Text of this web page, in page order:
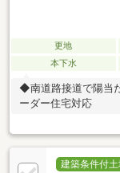
更地
本下水
◆南道路接道で陽当
ーダー住宅対応
建築条件付